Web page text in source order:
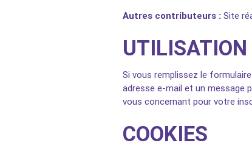
Autres contributeurs : Site
UTILISATION
Si vous remplissez le
adresse e-mail et un message
vous concernant pour votre
COOKIES